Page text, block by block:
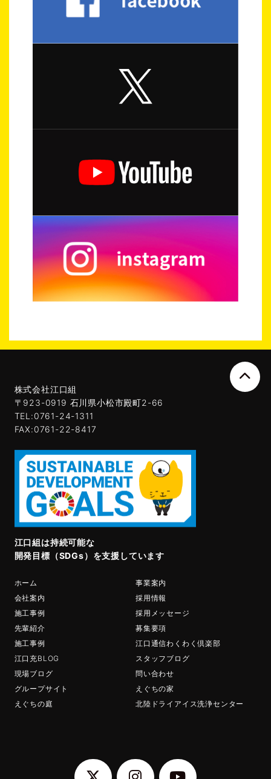
株式会社江口組
〒923-0919 石川県小松市殿町2-66
TEL:0761-24-1311
FAX:0761-22-8417
江口組は持続可能な
開発目標（SDGs）を支援しています
ホーム
事業案内
会社案内
採用情報
施工事例
採用メッセージ
先輩紹介
募集要項
施工事例
江口通信わくわく倶楽部
江口充BLOG
スタッフブログ
現場ブログ
問い合わせ
グループサイト
えぐちの家
えぐちの庭
北陸ドライアイス洗浄センター